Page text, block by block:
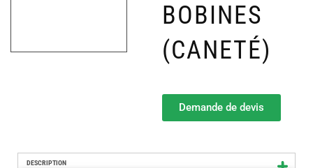
BOBINES
(CANETÉ)
Demande de devis
DESCRIPTION